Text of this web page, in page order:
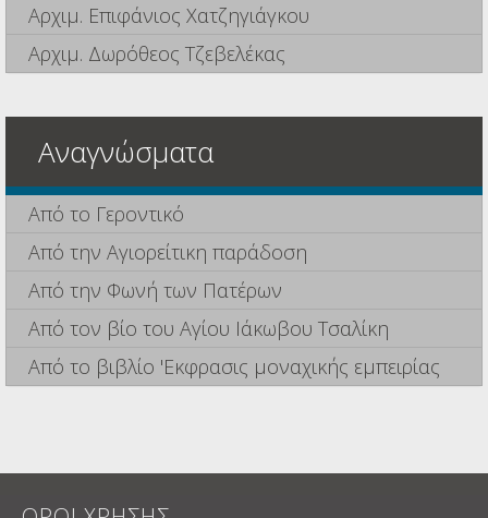
Αρχιμ. Επιφάνιος Χατζηγιάγκου
Αρχιμ. Δωρόθεος Τζεβελέκας
Αναγνώσματα
Από το Γεροντικό
Από την Αγιορείτικη παράδοση
Από την Φωνή των Πατέρων
Από τον βίο του Αγίου Ιάκωβου Τσαλίκη
Από το βιβλίο 'Εκφρασις μοναχικής εμπειρίας